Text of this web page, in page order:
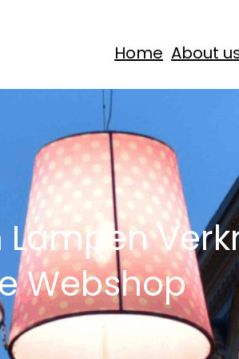
Home About
Webshop